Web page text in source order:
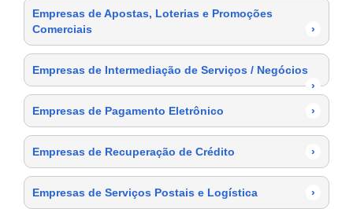
Empresas de Apostas, Loterias e Promoções
Comerciais
›
Empresas de Intermediação de Serviços / Negócios
›
Empresas de Pagamento Eletrônico
›
Empresas de Recuperação de Crédito ›
Empresas de Serviços Postais e Logística ›